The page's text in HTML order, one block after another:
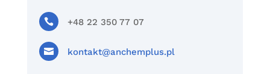
 +48 22 350 77 07
 kontakt@anchemplus.pl